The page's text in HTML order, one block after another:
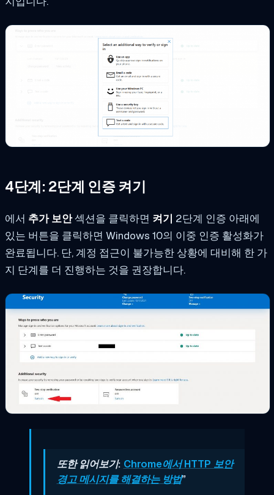
4단계: 2단계 인증 켜기
에서 추가 보안섹션을 클릭하면 켜기 2단계 인증 아래에
있는 버튼을 클릭하면 Windows 10의 이중 인증 활성화가
완료됩니다. 단, 계정 접근이 불가능한 상황에 대비해 한 가
지 단계를 더 진행하는 것을 권장합니다.
또한 읽어보기: Chrome에서 HTTP 보안
경고 메시지를 해결하는 방법”